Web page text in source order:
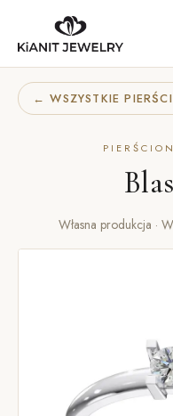
← WSZYSTKIE
Własna produkcja ·